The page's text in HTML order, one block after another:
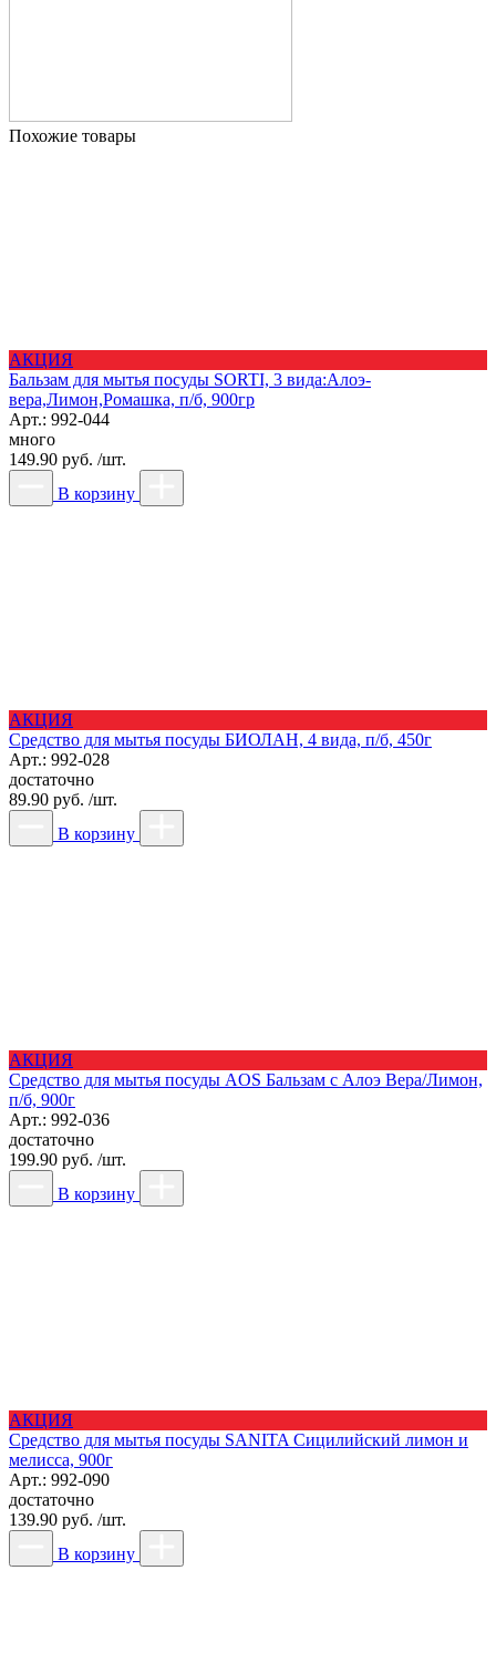
Похожие товары
АКЦИЯ
Бальзам для мытья посуды SORTI, 3 вида:Алоэ-
вера,Лимон,Ромашка, п/б, 900гр
Арт.: 992-044
много
149.90 руб. /шт.
В корзину
АКЦИЯ
Средство для мытья посуды БИОЛАН, 4 вида, п/б, 450г
Арт.: 992-028
достаточно
89.90 руб. /шт.
В корзину
АКЦИЯ
Средство для мытья посуды AOS Бальзам с Алоэ Вера/Лимон,
п/б, 900г
Арт.: 992-036
достаточно
199.90 руб. /шт.
В корзину
АКЦИЯ
Средство для мытья посуды SANITA Сицилийский лимон и
мелисса, 900г
Арт.: 992-090
достаточно
139.90 руб. /шт.
В корзину